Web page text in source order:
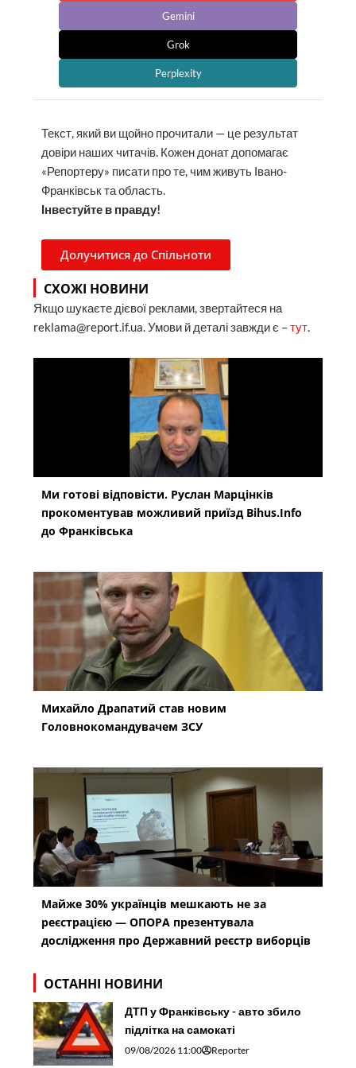
Gemini
Grok
Perplexity
Текст, який ви щойно прочитали — це результат
довіри наших читачів. Кожен донат допомагає
«Репортеру» писати про те, чим живуть Івано-
Франківськ та область.
Інвестуйте в правду!
Долучитися до Спільноти
СХОЖІ НОВИНИ
Якщо шукаєте дієвої реклами, звертайтеся на
reklama@report.if.ua. Умови й деталі завжди є –тут.
Ми готові відповісти. Руслан Марцінків
прокоментував можливий приїзд Bihus.Info
до Франківська
Михайло Драпатий став новим
Головнокомандувачем ЗСУ
Майже 30% українців мешкають не за
реєстрацією — ОПОРА презентувала
дослідження про Державний реєстр виборців
ОСТАННІ НОВИНИ
ДТП у Франківську - авто збило
підлітка на самокаті
09/08/2026 11:00 Reporter